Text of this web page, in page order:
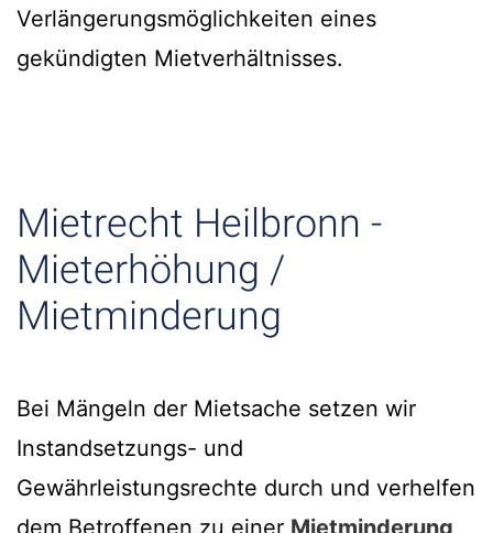
Verlängerungsmöglichkeiten eines
gekündigten Mietverhältnisses.
Mietrecht Heilbronn -
Mieterhöhung /
Mietminderung
Bei Mängeln der Mietsache setzen wir
Instandsetzungs- und
Gewährleistungsrechte durch und verhelfen
dem Betroffenen zu einer Mietminderung